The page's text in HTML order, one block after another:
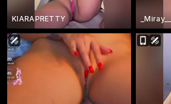
KIARAPRETTY